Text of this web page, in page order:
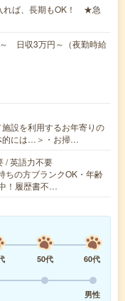
れば、長期もOK！ ★急
日収3万円～（夜勤時給
設を利用するお年寄りの
的には…＞・お掃…
/ 英語力不要
ちの方ブランクOK・年齢
！履歴書不…
50代
60代
男性